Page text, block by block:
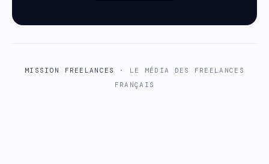
MISSION FREELANCES
· LE MÉDIA DES FREELANCES
FRANÇAIS